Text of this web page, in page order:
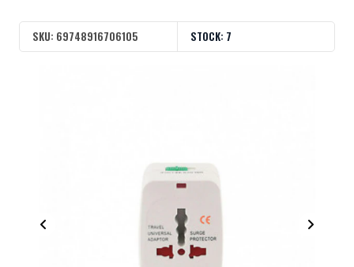
SKU: 69748916706105 STOCK: 7